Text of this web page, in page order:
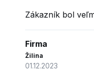
Zákazník bol
Firma
Žilina
01.12.2023